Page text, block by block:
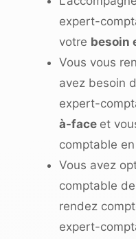
expert-
votre besoin
Vous vous
avez besoin
expert-
à-face et
comptable
Vous avez
comptable
rendez
expert-